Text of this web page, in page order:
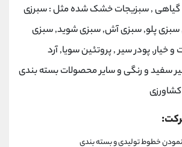
گیاهی , سبزیجات خشک شده مثل : سبرزی
سبزی پلو, سبزی آش, سبزی شوید, سبزی
خیار, پودر سیر , پروتئین سویا, آرد
سفید و رنگی و سایر محصولات بسته بندی
نمودن خطوط تولیدی و بسته بندی